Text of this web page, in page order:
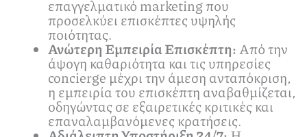
επαγγελματικό marketing που
προσελκύει επισκέπτες υψηλής
ποιότητας.
Ανώτερη Εμπειρία Επισκέπτη:Από την
άψογη καθαριότητα και τις υπηρεσίες
concierge μέχρι την άμεση ανταπόκριση,
η εμπειρία του επισκέπτη αναβαθμίζεται,
οδηγώντας σε εξαιρετικές κριτικές και
επαναλαμβανόμενες κρατήσεις.